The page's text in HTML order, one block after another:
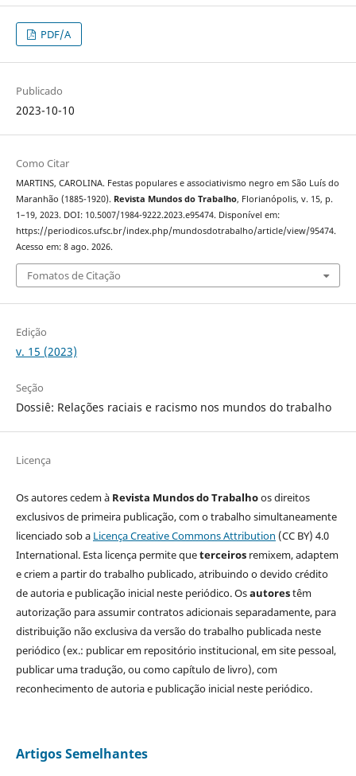
PDF/A
Publicado
2023-10-10
Como Citar
MARTINS, CAROLINA. Festas populares e associativismo negro em São Luís do
Maranhão (1885-1920). Revista Mundos do Trabalho, Florianópolis, v. 15, p.
1–19, 2023. DOI: 10.5007/1984-9222.2023.e95474. Disponível em:
https://periodicos.ufsc.br/index.php/mundosdotrabalho/article/view/95474.
Acesso em: 8 ago. 2026.
Fomatos de Citação
Edição
v. 15 (2023)
Seção
Dossiê: Relações raciais e racismo nos mundos do trabalho
Licença
Os autores cedem à Revista Mundos do Trabalhoos direitos
exclusivos de primeira publicação, com o trabalho simultaneamente
licenciado sob a Licença Creative Commons Attribution (CC BY) 4.0
International. Esta licença permite queterceirosremixem, adaptem
e criem a partir do trabalho publicado, atribuindo o devido crédito
de autoria e publicação inicial neste periódico. Osautorestêm
autorização para assumir contratos adicionais separadamente, para
distribuição não exclusiva da versão do trabalho publicada neste
periódico (ex.: publicar em repositório institucional, em site pessoal,
publicar uma tradução, ou como capítulo de livro), com
reconhecimento de autoria e publicação inicial neste periódico.
Artigos Semelhantes